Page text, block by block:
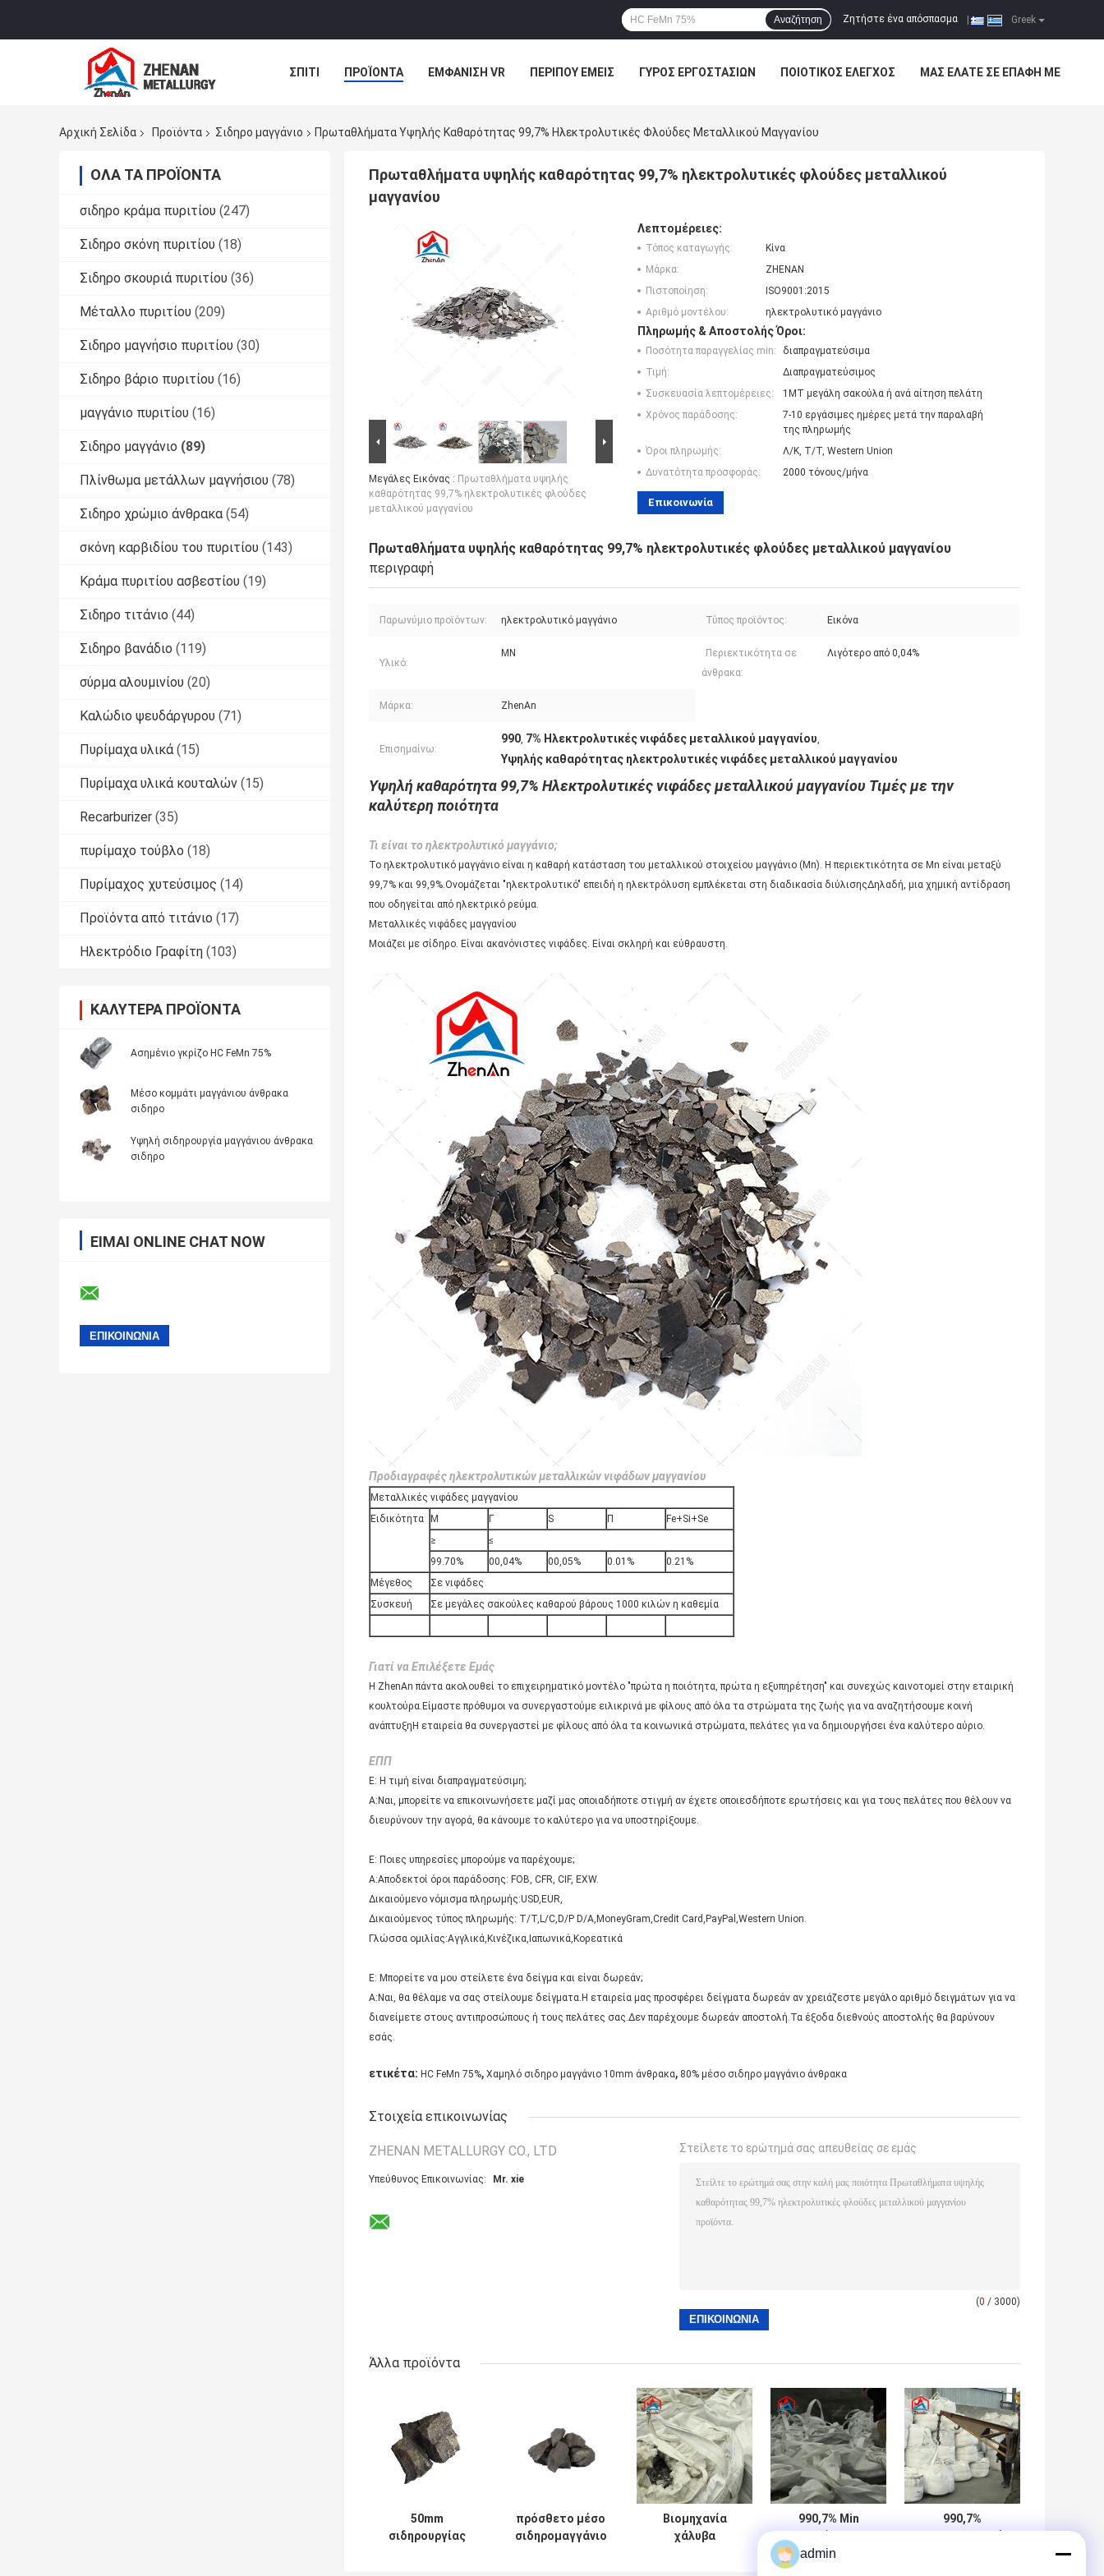
Greek
Ζητήστε ένα απόσπασμα
Αναζήτηση
ΣΠΊΤΙ ΠΡΟΪΌΝΤΑ ΕΜΦΆΝΙΣΗ VR ΠΕΡΊΠΟΥ ΕΜΕΊΣ ΓΎΡΟΣ ΕΡΓΟΣΤΑΣΊΩΝ ΠΟΙΟΤΙΚΌΣ ΈΛΕΓΧΟΣ ΜΑΣ ΕΛΆΤΕ ΣΕ ΕΠΑΦΉ ΜΕ
Αρχική Σελίδα
Προϊόντα Σιδηρο μαγγάνιο Πρωταθλήματα Υψηλής Καθαρότητας 99,7% Ηλεκτρολυτικές Φλούδες Μεταλλικού Μαγγανίου
ΌΛΑ ΤΑ ΠΡΟΪΌΝΤΑ
σιδηρο κράμα πυριτίου (247)
Σιδηρο σκόνη πυριτίου (18)
Σιδηρο σκουριά πυριτίου (36)
Μέταλλο πυριτίου (209)
Σιδηρο μαγνήσιο πυριτίου (30)
Σιδηρο βάριο πυριτίου (16)
μαγγάνιο πυριτίου (16)
Σιδηρο μαγγάνιο (89)
Πλίνθωμα μετάλλων μαγνήσιου (78)
Σιδηρο χρώμιο άνθρακα (54)
σκόνη καρβιδίου του πυριτίου (143)
Κράμα πυριτίου ασβεστίου (19)
Σιδηρο τιτάνιο (44)
Σιδηρο βανάδιο (119)
σύρμα αλουμινίου (20)
Καλώδιο ψευδάργυρου (71)
Πυρίμαχα υλικά (15)
Πυρίμαχα υλικά κουταλών (15)
Recarburizer (35)
πυρίμαχο τούβλο (18)
Πυρίμαχος χυτεύσιμος (14)
Προϊόντα από τιτάνιο (17)
Ηλεκτρόδιο Γραφίτη (103)
ΚΑΛΎΤΕΡΑ ΠΡΟΪΌΝΤΑ
Ασημένιο γκρίζο HC FeMn 75%
Μέσο κομμάτι μαγγάνιου άνθρακα
σιδηρο
Υψηλή σιδηρουργία μαγγάνιου άνθρακα
σιδηρο
ΕΊΜΑΙ ONLINE CHAT NOW
Πρωταθλήματα υψηλής καθαρότητας 99,7% ηλεκτρολυτικές φλούδες μεταλλικού
μαγγανίου
Μεγάλες Εικόνας : Πρωταθλήματα υψηλής
καθαρότητας 99,7% ηλεκτρολυτικές φλούδες
μεταλλικού μαγγανίου
Λεπτομέρειες:
Τόπος καταγωγής:
Κίνα
Μάρκα:
ZHENAN
Πιστοποίηση:
ISO9001:2015
Αριθμό μοντέλου:
ηλεκτρολυτικό μαγγάνιο
Πληρωμής & Αποστολής Όροι:
Ποσότητα παραγγελίας min:
διαπραγματεύσιμα
Τιμή:
Διαπραγματεύσιμος
Συσκευασία λεπτομέρειες:
1ΜΤ μεγάλη σακούλα ή ανά αίτηση πελάτη
Χρόνος παράδοσης:
7-10 εργάσιμες ημέρες μετά την παραλαβή
της πληρωμής
Όροι πληρωμής:
Λ/Κ, Τ/Τ, Western Union
Δυνατότητα προσφοράς:
2000 τόνους/μήνα
Επικοινωνία
Πρωταθλήματα υψηλής καθαρότητας 99,7% ηλεκτρολυτικές φλούδες μεταλλικού μαγγανίου
περιγραφή
Παρωνύμιο προϊόντων: ηλεκτρολυτικό μαγγάνιο Τύπος προϊόντος: Εικόνα
Υλικό:
ΜΝ
Περιεκτικότητα σε
άνθρακα:
Λιγότερο από 0,04%
Μάρκα: ZhenAn
Επισημαίνω:
990, 7% Ηλεκτρολυτικές νιφάδες μεταλλικού μαγγανίου,
Υψηλής καθαρότητας ηλεκτρολυτικές νιφάδες μεταλλικού μαγγανίου
Υψηλή καθαρότητα 99,7% Ηλεκτρολυτικές νιφάδες μεταλλικού μαγγανίου Τιμές με την
καλύτερη ποιότητα
Τι είναι το ηλεκτρολυτικό μαγγάνιο;
Το ηλεκτρολυτικό μαγγάνιο είναι η καθαρή κατάσταση του μεταλλικού στοιχείου μαγγάνιο (Mn). Η περιεκτικότητα σε Mn είναι μεταξύ
99,7% και 99,9%.Ονομάζεται "ηλεκτρολυτικό" επειδή η ηλεκτρόλυση εμπλέκεται στη διαδικασία διύλισηςΔηλαδή, μια χημική αντίδραση
που οδηγείται από ηλεκτρικό ρεύμα.
Μεταλλικές νιφάδες μαγγανίου
Μοιάζει με σίδηρο. Είναι ακανόνιστες νιφάδες. Είναι σκληρή και εύθραυστη.
Προδιαγραφές ηλεκτρολυτικών μεταλλικών νιφάδων μαγγανίου
Μεταλλικές νιφάδες μαγγανίου
Ειδικότητα
Μ Γ S Π
Fe+Si+Se
≥
≤
99.70%
00,04% 00,05% 0.01%
0.21%
Μέγεθος
Σε νιφάδες
Συσκευή
Σε μεγάλες σακούλες καθαρού βάρους 1000 κιλών η καθεμία
Γιατί να Επιλέξετε Εμάς
Η ZhenAn πάντα ακολουθεί το επιχειρηματικό μοντέλο "πρώτα η ποιότητα, πρώτα η εξυπηρέτηση" και συνεχώς καινοτομεί στην εταιρική
κουλτούρα.Είμαστε πρόθυμοι να συνεργαστούμε ειλικρινά με φίλους από όλα τα στρώματα της ζωής για να αναζητήσουμε κοινή
ανάπτυξηΗ εταιρεία θα συνεργαστεί με φίλους από όλα τα κοινωνικά στρώματα, πελάτες για να δημιουργήσει ένα καλύτερο αύριο.
ΕΠΠ
Ε: Η τιμή είναι διαπραγματεύσιμη;
Α:Ναι, μπορείτε να επικοινωνήσετε μαζί μας οποιαδήποτε στιγμή αν έχετε οποιεσδήποτε ερωτήσεις και για τους πελάτες που θέλουν να
διευρύνουν την αγορά, θα κάνουμε το καλύτερο για να υποστηρίξουμε.
Ε: Ποιες υπηρεσίες μπορούμε να παρέχουμε;
Α:Αποδεκτοί όροι παράδοσης: FOB, CFR, CIF, EXW.
Δικαιούμενο νόμισμα πληρωμής:USD,EUR,
Δικαιούμενος τύπος πληρωμής: T/T,L/C,D/P D/A,MoneyGram,Credit Card,PayPal,Western Union.
Γλώσσα ομιλίας:Αγγλικά,Κινέζικα,Ιαπωνικά,Κορεατικά
Ε: Μπορείτε να μου στείλετε ένα δείγμα και είναι δωρεάν;
Α:Ναι, θα θέλαμε να σας στείλουμε δείγματα.Η εταιρεία μας προσφέρει δείγματα δωρεάν αν χρειάζεστε μεγάλο αριθμό δειγμάτων για να
διανείμετε στους αντιπροσώπους ή τους πελάτες σας.Δεν παρέχουμε δωρεάν αποστολή.Τα έξοδα διεθνούς αποστολής θα βαρύνουν
εσάς.
ετικέτα: HC FeMn 75%, Χαμηλό σιδηρο μαγγάνιο 10mm άνθρακα, 80% μέσο σιδηρο μαγγάνιο άνθρακα
Στοιχεία επικοινωνίας
ZHENAN METALLURGY CO., LTD
Υπεύθυνος Επικοινωνίας: Mr. xie
Στείλετε το ερώτημά σας απευθείας σε εμάς
(0 / 3000)
Άλλα προϊόντα
50mm
σιδηρουργίας
πρόσθετο μέσο
σιδηρομαγγάνιο
Βιομηχανία
χάλυβα
990,7% Min
από οξύ
ηλεκτρολυτικό
990,7%
admin